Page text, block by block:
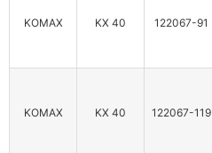
KOMAX KX 40 122067-91
KOMAX KX 40 122067-119